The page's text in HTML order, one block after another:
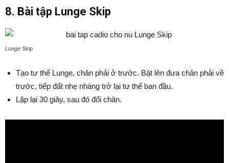
8. Bài tập Lunge Skip
Lunge Skip
Tạo tư thế Lunge, chân phải ở trước. Bật lên đưa chân phải về
trước, tiếp đất nhẹ nhàng trở lại tư thế ban đầu.
Lặp lại 30 giây, sau đó đổi chân.